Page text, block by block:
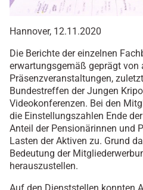
Hannover, 12.11.2020
Die Berichte der einzelnen
erwartungsgemäß geprägt von
Präsenzveranstaltungen,
Bundestreffen der Jungen
Videokonferenzen. Bei den
die Einstellungszahlen Ende
Anteil der Pensionärinnen und
Lasten der Aktiven zu. Grund
Bedeutung der
herauszustellen.